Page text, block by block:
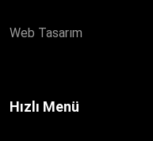
Web Tasarım
Hızlı Menü